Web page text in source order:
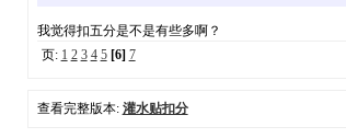
我觉得扣五分是不是有些多啊？
页: 1 2 3 4 5 [6] 7
查看完整版本: 灌水贴扣分